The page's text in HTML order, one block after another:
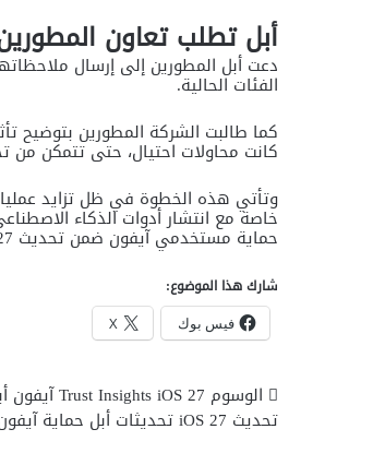
أبل تطلب تعاون
الفئات الحالية.
كانت محاولات احتيال، حتى تتمكن من
وتأتي هذه الخطوة في ظل تزايد عمليات
خاصة مع انتشار أدوات الذكاء
حماية مستخدمي آيفون ضمن تحديث iOS 27.
شارك هذا الموضوع:
فيس بوك X
الوسوم iOS 27
Trust Insightsآيفون
تحديث iOS 27
تحديثات أبل حماية